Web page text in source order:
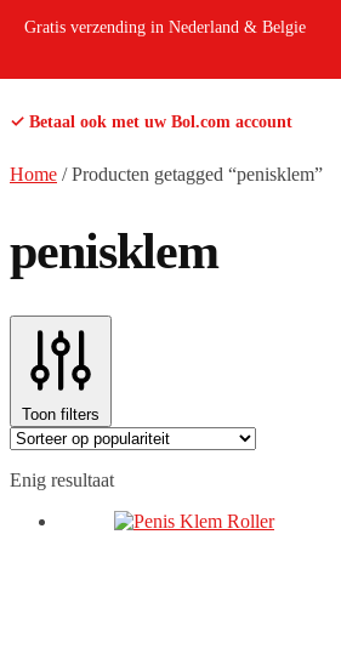
Gratis verzending in Nederland & Belgie
✓ Betaal ook met uw Bol.com account
Home /Producten getagged “penisklem”
penisklem
Toon filters
Enig resultaat